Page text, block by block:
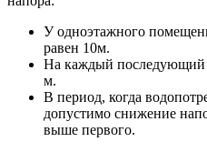
У одноэтажного
равен 10м.
На каждый последующий
м.
В период, когда
допустимо снижение
выше первого.